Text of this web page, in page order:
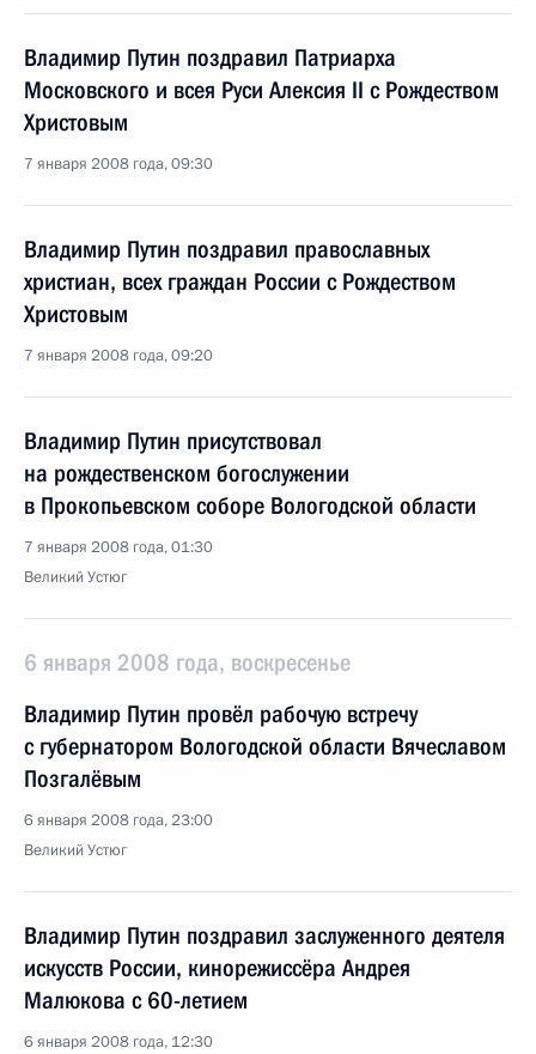
Владимир Путин поздравил Патриарха
Московского и всея Руси Алексия II с Рождеством
Христовым
7 января 2008 года, 09:30
Владимир Путин поздравил православных
христиан, всех граждан России с Рождеством
Христовым
7 января 2008 года, 09:20
Владимир Путин присутствовал
на рождественском богослужении
в Прокопьевском соборе Вологодской области
7 января 2008 года, 01:30
Великий Устюг
6 января 2008 года, воскресенье
Владимир Путин провёл рабочую встречу
с губернатором Вологодской области Вячеславом
Позгалёвым
6 января 2008 года, 23:00
Великий Устюг
Владимир Путин поздравил заслуженного деятеля
искусств России, кинорежиссёра Андрея
Малюкова с 60-летием
6 января 2008 года, 12:30